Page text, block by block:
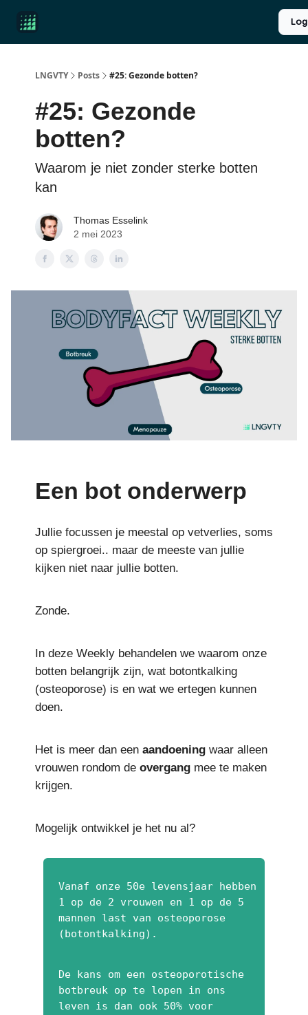
LNGVTY Posts #25: Gezonde botten?
#25: Gezonde
botten?
Waarom je niet zonder sterke botten
kan
Thomas Esselink
2 mei 2023
Een bot onderwerp
Jullie focussen je meestal op vetverlies, soms
op spiergroei.. maar de meeste van jullie
kijken niet naar jullie botten.
Zonde.
In deze Weekly behandelen we waarom onze
botten belangrijk zijn, wat botontkalking
(osteoporose) is en wat we ertegen kunnen
doen.
Het is meer dan een aandoening waar alleen
vrouwen rondom de overgang mee te maken
krijgen.
Mogelijk ontwikkel je het nu al?
Vanaf onze 50e levensjaar hebben
1 op de 2 vrouwen en 1 op de 5
mannen last van osteoporose
(botontkalking).
De kans om een osteoporotische
botbreuk op te lopen in ons
leven is dan ook 50% voor